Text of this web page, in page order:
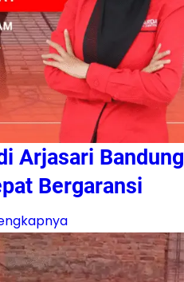
Arjasari Bandung
Bergaransi